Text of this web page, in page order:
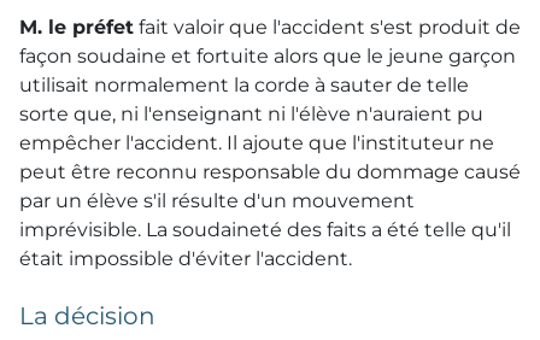
M. le préfet fait valoir que l'accident s'est produit de
façon soudaine et fortuite alors que le jeune garçon
utilisait normalement la corde à sauter de telle
sorte que, ni l'enseignant ni l'élève n'auraient pu
empêcher l'accident. Il ajoute que l'instituteur ne
peut être reconnu responsable du dommage causé
par un élève s'il résulte d'un mouvement
imprévisible. La soudaineté des faits a été telle qu'il
était impossible d'éviter l'accident.
La décision